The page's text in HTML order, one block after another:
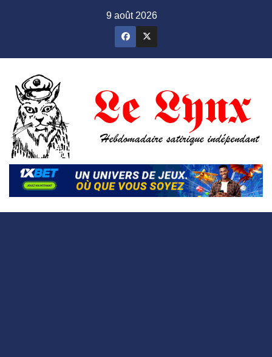
9 août 2026